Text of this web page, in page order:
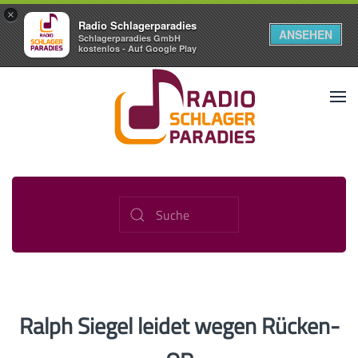
×
Radio Schlagerparadies
Schlagerparadies GmbH
kostenlos - Auf Google Play
ANSEHEN
Ralph Siegel leidet wegen Rücken-